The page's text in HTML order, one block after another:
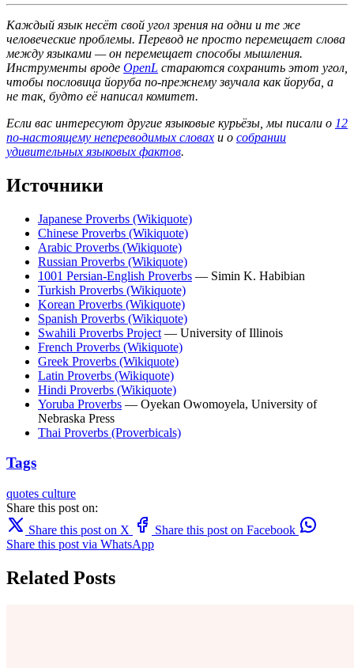
Каждый язык несёт свой угол зрения на одни и те же
человеческие проблемы. Перевод не просто перемещает слова
между языками — он перемещает способы мышления.
Инструменты вроде OpenL стараются сохранить этот угол,
чтобы пословица йоруба по-прежнему звучала как йоруба, а
не так, будто её написал комитет.
Если вас интересуют другие языковые курьёзы, мы писали о 12
по-настоящему непереводимых словах и о собрании
удивительных языковых фактов.
Источники
Japanese Proverbs (Wikiquote)
Chinese Proverbs (Wikiquote)
Arabic Proverbs (Wikiquote)
Russian Proverbs (Wikiquote)
1001 Persian-English Proverbs — Simin K. Habibian
Turkish Proverbs (Wikiquote)
Korean Proverbs (Wikiquote)
Spanish Proverbs (Wikiquote)
Swahili Proverbs Project — University of Illinois
French Proverbs (Wikiquote)
Greek Proverbs (Wikiquote)
Latin Proverbs (Wikiquote)
Hindi Proverbs (Wikiquote)
Yoruba Proverbs — Oyekan Owomoyela, University of
Nebraska Press
Thai Proverbs (Proverbicals)
Tags
quotes culture
Share this post on:
Share this post on X
Share this post on Facebook
Share this post via WhatsApp
Related Posts